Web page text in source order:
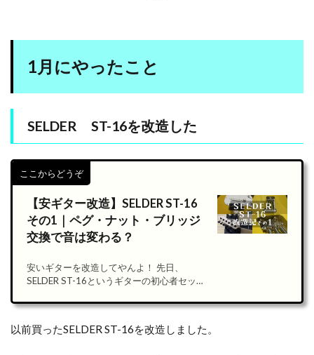
1月にやったこと
SELDER ST-16を改造した
ここからどうぞ
【安ギター改造】SELDER ST-16
その1｜ペグ・ナット・ブリッジ
交換で音は変わる？
安いギターを改造してやんよ！ 先日、
SELDER ST-16というギターの初心者セット
どうぞ url=https://rikiya-
以前買ったSELDER ST-16を改造しました。